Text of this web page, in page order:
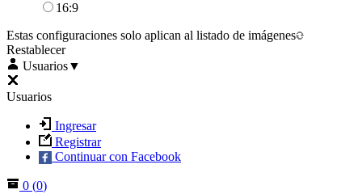
16:9
Estas configuraciones solo aplican al listado de imágenes
Restablecer
Usuarios▼
Usuarios
Ingresar
Registrar
Continuar con Facebook
0 (0)